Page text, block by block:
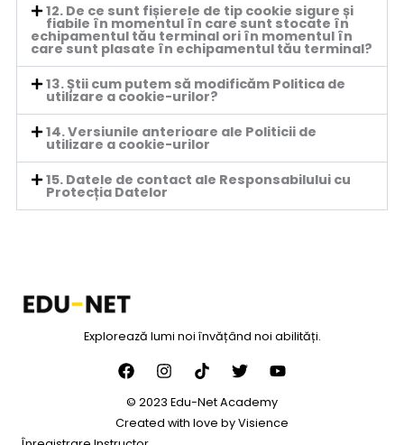
12. De ce sunt fișierele de tip cookie sigure și
fiabile în momentul în care sunt stocate în
echipamentul tău terminal ori în momentul în
care sunt plasate în echipamentul tău terminal?
13. Știi cum putem să modificăm Politica de
utilizare a cookie-urilor?
14. Versiunile anterioare ale Politicii de
utilizare a cookie-urilor
15. Datele de contact ale Responsabilului cu
Protecția Datelor
Explorează lumi noi învățând noi abilități.
© 2023 Edu-Net Academy
Created with love byVisience